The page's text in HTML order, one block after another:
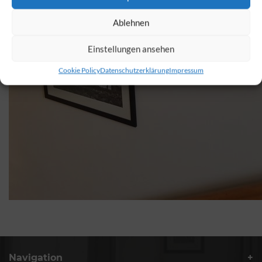
Ablehnen
Einstellungen ansehen
Cookie PolicyDatenschutzerklärungImpressum
Navigation